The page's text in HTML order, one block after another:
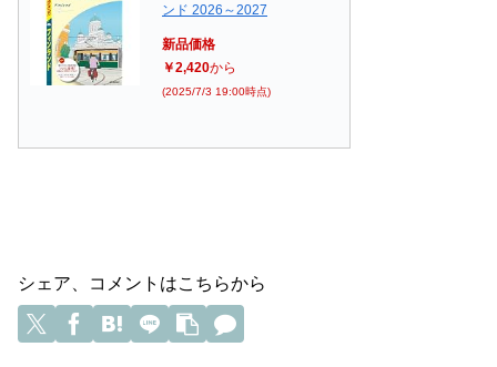
ンド 2026～2027
新品価格
￥2,420から
(2025/7/3 19:00時点)
シェア、コメントはこちらから